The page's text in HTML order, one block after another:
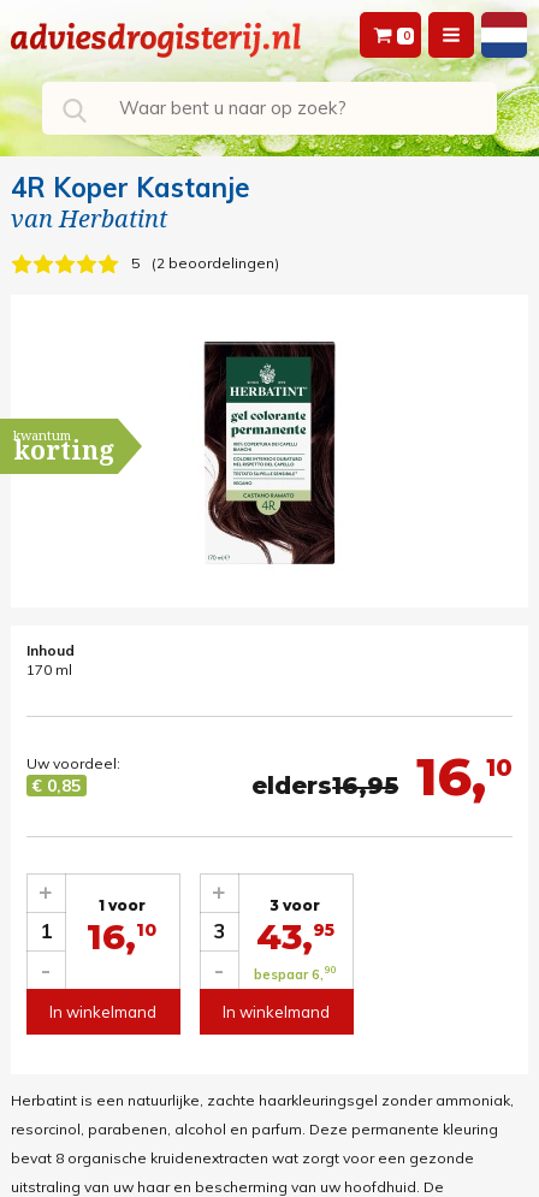
0
4R Koper Kastanje
vanHerbatint
5 2 beoordelingen
kwantum
korting
Inhoud
170 ml
16,10
elders16,95
Uw voordeel:
€ 0,85
1
-
+ 1 voor
16,10
In winkelmand
3
-
+ 3 voor
43,95
bespaar 6, 90
In winkelmand
Herbatint is een natuurlijke, zachte haarkleuringsgel zonder ammoniak,
resorcinol, parabenen, alcohol en parfum. Deze permanente kleuring
bevat 8 organische kruidenextracten wat zorgt voor een gezonde
uitstraling van uw haar en bescherming van uw hoofdhuid. De